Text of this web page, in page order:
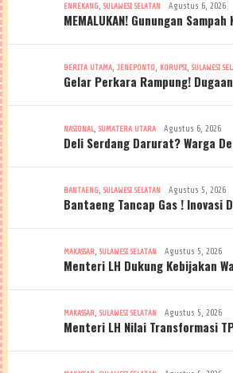
ENREKANG, SULAWESI SELATAN Agustus 6, 2026
MEMALUKAN! Gunungan
BERITA UTAMA, JENEPONTO, KORUPSI, SULAWESI
Gelar Perkara Rampung!
NASIONAL, SUMATERA UTARA Agustus 6, 2026
Deli Serdang Darurat? Warga
BANTAENG, SULAWESI SELATAN Agustus 5, 2026
Bantaeng Tancap Gas ! Inovasi
MAKASSAR, SULAWESI SELATAN Agustus 5, 2026
Menteri LH Dukung Kebijakan
MAKASSAR, SULAWESI SELATAN Agustus 5, 2026
Menteri LH Nilai Transformasi